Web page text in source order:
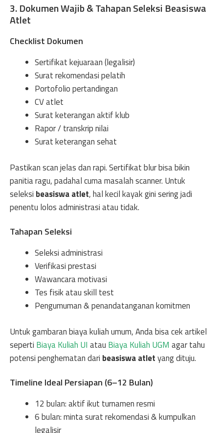
3. Dokumen Wajib & Tahapan Seleksi Beasiswa
Atlet
Checklist Dokumen
Sertifikat kejuaraan (legalisir)
Surat rekomendasi pelatih
Portofolio pertandingan
CV atlet
Surat keterangan aktif klub
Rapor / transkrip nilai
Surat keterangan sehat
Pastikan scan jelas dan rapi. Sertifikat blur bisa bikin
panitia ragu, padahal cuma masalah scanner. Untuk
seleksi beasiswa atlet, hal kecil kayak gini sering jadi
penentu lolos administrasi atau tidak.
Tahapan Seleksi
Seleksi administrasi
Verifikasi prestasi
Wawancara motivasi
Tes fisik atau skill test
Pengumuman & penandatanganan komitmen
Untuk gambaran biaya kuliah umum, Anda bisa cek artikel
seperti Biaya Kuliah UI atau Biaya Kuliah UGM agar tahu
potensi penghematan dari beasiswa atletyang dituju.
Timeline Ideal Persiapan (6–12 Bulan)
12 bulan: aktif ikut turnamen resmi
6 bulan: minta surat rekomendasi & kumpulkan
legalisir